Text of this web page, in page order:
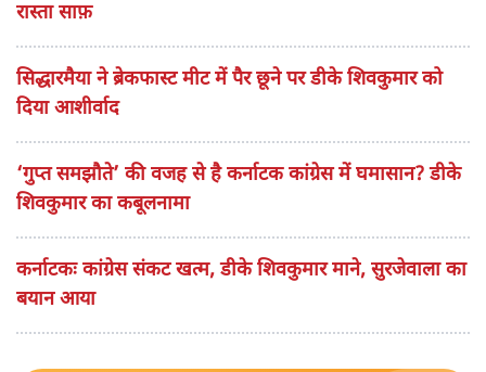
रास्ता साफ़
सिद्धारमैया ने ब्रेकफास्ट मीट में पैर छूने पर डीके शिवकुमार को
दिया आशीर्वाद
‘गुप्त समझौते’ की वजह से है कर्नाटक कांग्रेस में घमासान? डीके
शिवकुमार का कबूलनामा
कर्नाटकः कांग्रेस संकट खत्म, डीके शिवकुमार माने, सुरजेवाला का
बयान आया